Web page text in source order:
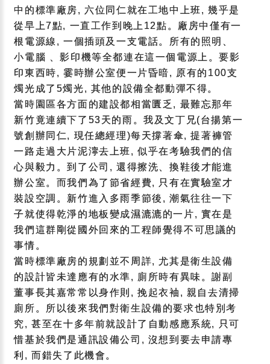
中的標準廠房, 六位同仁就在工地中上班, 幾乎是
從早上7點, 一直工作到晚上12點。廠房中僅有一
根電源線, 一個插頭及一支電話。所有的照明、
小電腦 、影印機等全都連在這一個電源上。要影
印東西時, 霎時辦公室便一片昏暗, 原有的100支
燭光成了5燭光, 其他的設備全都動彈不得。
當時園區各方面的建設都相當匱乏, 最難忘那年
新竹竟連續下了53天的雨。我及文丁兄(台揚第一
號創辦同仁, 現任總經理)每天撐著傘, 提著褲管
一路走過大片泥濘去上班, 似乎在考驗我們的信
心與毅力。到了公司, 還得擦洗、換鞋後才能進
辦公室。而我們為了節省經費, 只有在實驗室才
裝設空調。新竹進入多雨季節後, 潮氣往往一下
子就使得乾淨的地板變成濕漉漉的一片, 實在是
我們這群剛從國外回來的工程師覺得不可思議的
事情。
當時標準廠房的規劃並不周詳, 尤其是衛生設備
的設計皆未達應有的水準, 廁所時有異味。謝副
董事長其嘉常常以身作則, 挽起衣袖, 親自去清掃
廁所。所以後來我們對衛生設備的要求也特別考
究, 甚至在十多年前就設計了自動感應系統, 只可
惜基於我們是通訊設備公司, 沒想到要去申請專
利, 而錯失了此機會。